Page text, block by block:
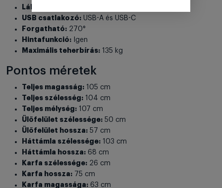
Lábtartó:
USB csatlakozó: USB-A és USB-C
Forgatható: 270°
Hintafunkció: Igen
Maximális teherbírás: 135 kg
Pontos méretek
Teljes magasság: 105 cm
Teljes szélesség: 104 cm
Teljes mélység: 107 cm
Ülőfelület szélessége: 50 cm
Ülőfelület hossza: 57 cm
Háttámla szélessége: 103 cm
Háttámla hossza: 68 cm
Karfa szélessége: 26 cm
Karfa hossza: 75 cm
Karfa magassága: 63 cm